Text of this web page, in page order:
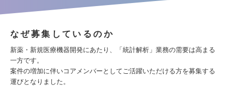
なぜ募集しているのか
新薬・新規医療機器開発にあたり、「統計解析」業務の需要は高まる
一方です。
案件の増加に伴いコアメンバーとしてご活躍いただける方を募集する
運びとなりました。